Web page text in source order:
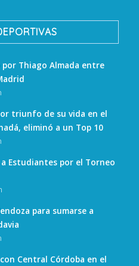
Thiago Almada entre
triunfo de su vida en el
eliminó a un Top 10
Estudiantes por el Torneo
para sumarse a
Central Córdoba en el